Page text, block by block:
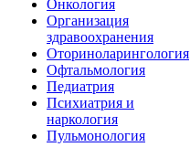
Онкология
Организация
здравоохранения
Оториноларингология
Офтальмология
Педиатрия
Психиатрия и
наркология
Пульмонология